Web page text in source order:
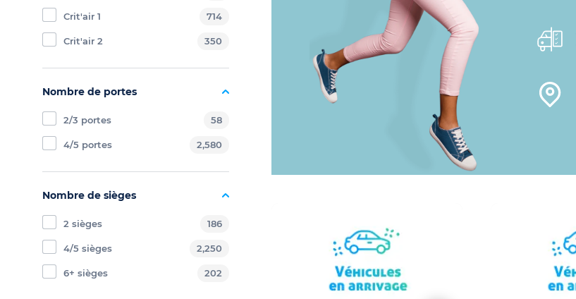
Crit'air 1 714
Crit'air 2 350
Nombre de portes
2/3 portes 58
4/5 portes 2,580
Nombre de sièges
2 sièges 186
4/5 sièges 2,250
6+ sièges 202